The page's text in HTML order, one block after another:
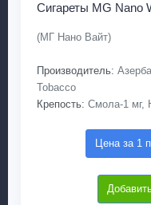
Сигареты MG Nano
(МГ Нано Вайт)
Производитель:
Tobacco
Крепость: Смола-1 мг,
Цена за 1